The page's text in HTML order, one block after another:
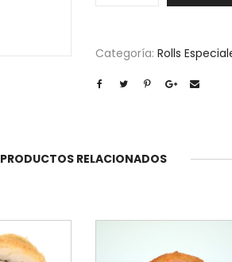
Categoría: Rolls
PRODUCTOS RELACIONADOS